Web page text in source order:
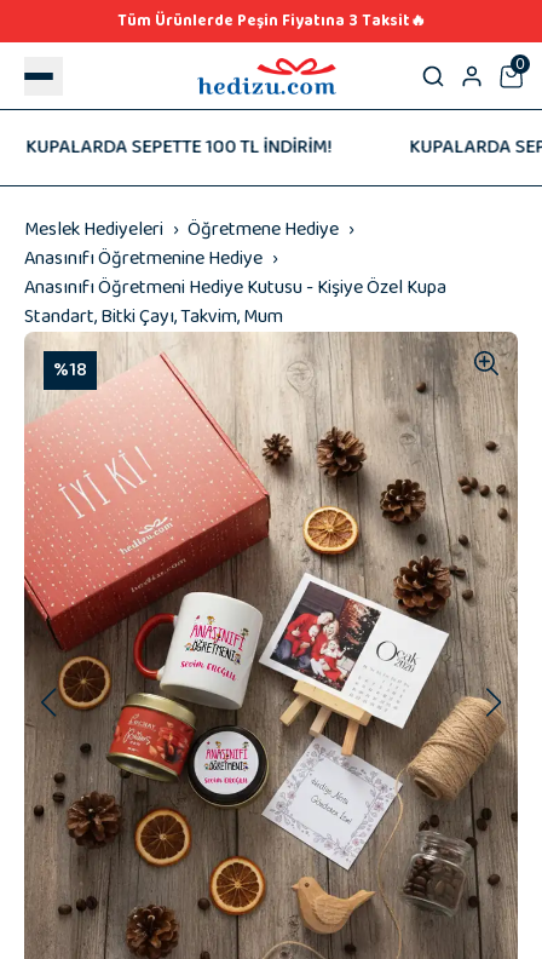
Tüm Ürünlerde Peşin Fiyatına 3 Taksit🔥
0
SEPETTE 100 TL İNDİRİM! KUPALARDA
Meslek Hediyeleri
Öğretmene Hediye
Anasınıfı Öğretmenine Hediye
Anasınıfı Öğretmeni Hediye Kutusu - Kişiye Özel Kupa
Standart, Bitki Çayı, Takvim, Mum
%18